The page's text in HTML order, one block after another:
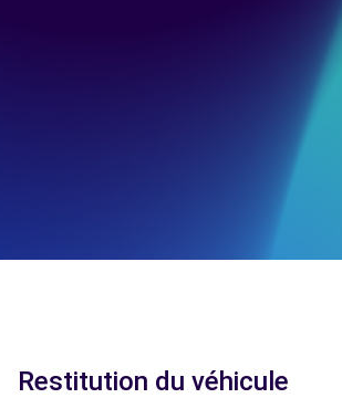
Restitution du véhicule